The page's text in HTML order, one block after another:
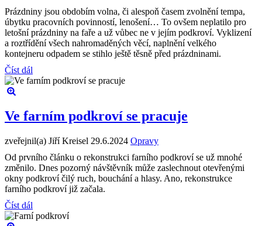
Prázdniny jsou obdobím volna, či alespoň časem zvolnění tempa,
úbytku pracovních povinností, lenošení… To ovšem neplatilo pro
letošní prázdniny na faře a už vůbec ne v jejím podkroví. Vyklizení
a roztřídění všech nahromaděných věcí, naplnění velkého
kontejneru odpadem se stihlo ještě těsně před prázdninami.
Číst dál
Ve farním podkroví se pracuje
zveřejnil(a) Jiří Kreisel 29.6.2024 Opravy
Od prvního článku o rekonstrukci farního podkroví se už mnohé
změnilo. Dnes pozorný návštěvník může zaslechnout otevřenými
okny podkroví čilý ruch, bouchání a hlasy. Ano, rekonstrukce
farního podkroví již začala.
Číst dál